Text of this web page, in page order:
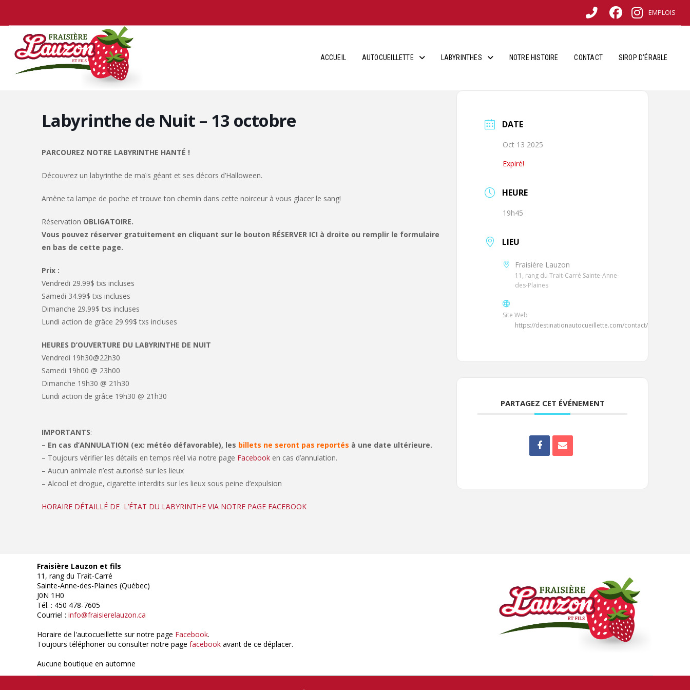
EMPLOIS
ACCUEIL AUTOCUEILLETTE LABYRINTHES NOTRE HISTOIRE CONTACT SIROP D’ÉRABLE
Labyrinthe de Nuit – 13 octobre
PARCOUREZ NOTRE LABYRINTHE HANTÉ !
Découvrez un labyrinthe de maïs géant et ses décors d’Halloween.
Amène ta lampe de poche et trouve ton chemin dans cette noirceur à vous glacer le sang!
Réservation OBLIGATOIRE.
Vous pouvez réserver gratuitement en cliquant sur le bouton RÉSERVER ICI à droite ou remplir le formulaire
en bas de cette page.
Prix :
Vendredi 29.99$ txs incluses
Samedi 34.99$ txs incluses
Dimanche 29.99$ txs incluses
Lundi action de grâce 29.99$ txs incluses
HEURES D’OUVERTURE DU LABYRINTHE DE NUIT
Vendredi 19h30@22h30
Samedi 19h00 @ 23h00
Dimanche 19h30 @ 21h30
Lundi action de grâce 19h30 @ 21h30
IMPORTANTS:
– En cas d’ANNULATION (ex: météo défavorable), les billets ne seront pas reportés à une date ultérieure.
– Toujours vérifier les détails en temps réel via notre page Facebooken cas d’annulation.
– Aucun animale n’est autorisé sur les lieux
– Alcool et drogue, cigarette interdits sur les lieux sous peine d’expulsion
HORAIRE DÉTAILLÉ DE L’ÉTAT DU LABYRINTHE VIA NOTRE PAGE FACEBOOK
DATE
Oct 13 2025
Expiré!
HEURE
19h45
LIEU
Fraisière Lauzon
11, rang du Trait-Carré Sainte-Anne-
des-Plaines
Site Web
https://destinationautocueillette.com/contact/
PARTAGEZ CET ÉVÉNEMENT
Fraisière Lauzon et fils
11, rang du Trait-Carré
Sainte-Anne-des-Plaines (Québec)
J0N 1H0
Tél. : 450 478-7605
Courriel : info@fraisierelauzon.ca
Horaire de l'autocueillette sur notre page Facebook.
Toujours téléphoner ou consulter notre page facebook avant de ce déplacer.
Aucune boutique en automne